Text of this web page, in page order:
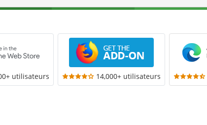
utilisateurs 14,000+ utilisateurs